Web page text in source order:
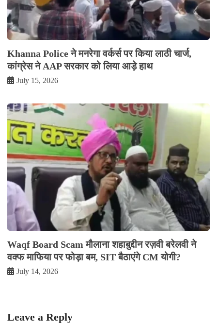
Khanna Police ने मनरेगा वर्कर्स पर किया लाठी चार्ज,
कांग्रेस ने AAP सरकार को लिया आड़े हाथ
July 15, 2026
Waqf Board Scam मौलाना शहाबुद्दीन रज़वी बरेलवी ने
वक्फ माफिया पर फोड़ा बम, SIT बैठाएंगे CM योगी?
July 14, 2026
Leave a Reply